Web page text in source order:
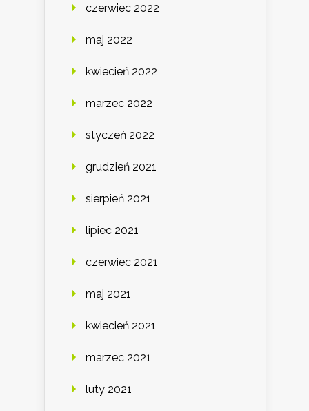
czerwiec 2022
maj 2022
kwiecień 2022
marzec 2022
styczeń 2022
grudzień 2021
sierpień 2021
lipiec 2021
czerwiec 2021
maj 2021
kwiecień 2021
marzec 2021
luty 2021